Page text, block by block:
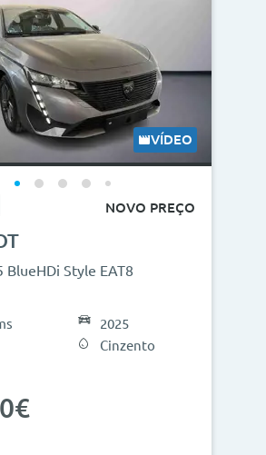
VÍDEO
NOVO PREÇO
BlueHDi Style EAT8
2025
Cinzento